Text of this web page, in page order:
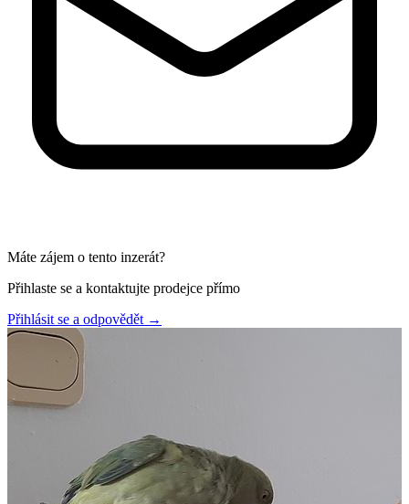
Máte zájem o tento inzerát?
Přihlaste se a kontaktujte prodejce přímo
Přihlásit se a odpovědět →